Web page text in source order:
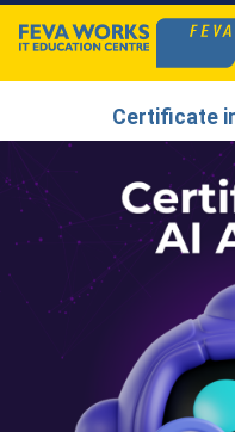
Certificate